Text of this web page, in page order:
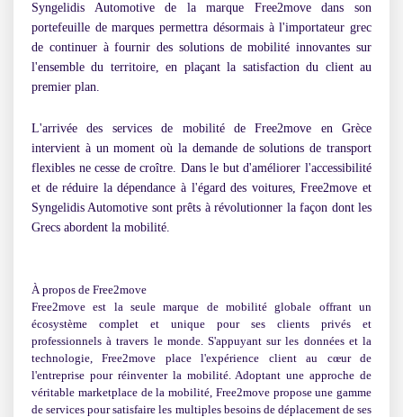
Syngelidis Automotive de la marque Free2move dans son
portefeuille de marques permettra désormais à l'importateur grec
de continuer à fournir des solutions de mobilité innovantes sur
l'ensemble du territoire, en plaçant la satisfaction du client au
premier plan.
L'arrivée des services de mobilité de Free2move en Grèce
intervient à un moment où la demande de solutions de transport
flexibles ne cesse de croître. Dans le but d'améliorer l'accessibilité
et de réduire la dépendance à l'égard des voitures, Free2move et
Syngelidis Automotive sont prêts à révolutionner la façon dont les
Grecs abordent la mobilité.
À propos de Free2move
Free2move est la seule marque de mobilité globale offrant un
écosystème complet et unique pour ses clients privés et
professionnels à travers le monde. S'appuyant sur les données et la
technologie, Free2move place l'expérience client au cœur de
l'entreprise pour réinventer la mobilité. Adoptant une approche de
véritable marketplace de la mobilité, Free2move propose une gamme
de services pour satisfaire les multiples besoins de déplacement de ses